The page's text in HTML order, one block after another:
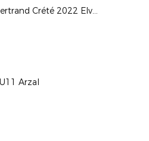
Finale Bertrand Crété 2022 Elven-Hennebont
Arzal